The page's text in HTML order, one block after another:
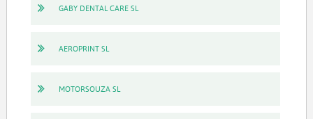
GABY DENTAL CARE SL
AEROPRINT SL
MOTORSOUZA SL